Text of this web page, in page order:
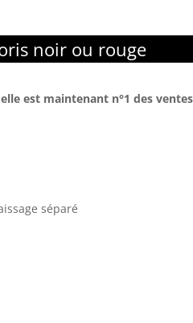
noir ou rouge
est maintenant n°1 des
séparé